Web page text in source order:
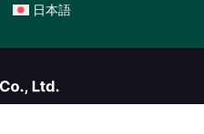
日本語